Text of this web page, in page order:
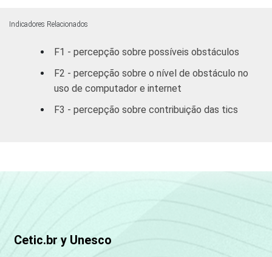
Centro
Oeste
7
SÉRIE
Indicadores Relacionados
F1 - percepção sobre possíveis obstáculos
F2 - percepção sobre o nível de obstáculo no
uso de computador e internet
F3 - percepção sobre contribuição das tics
Cetic.br y Unesco